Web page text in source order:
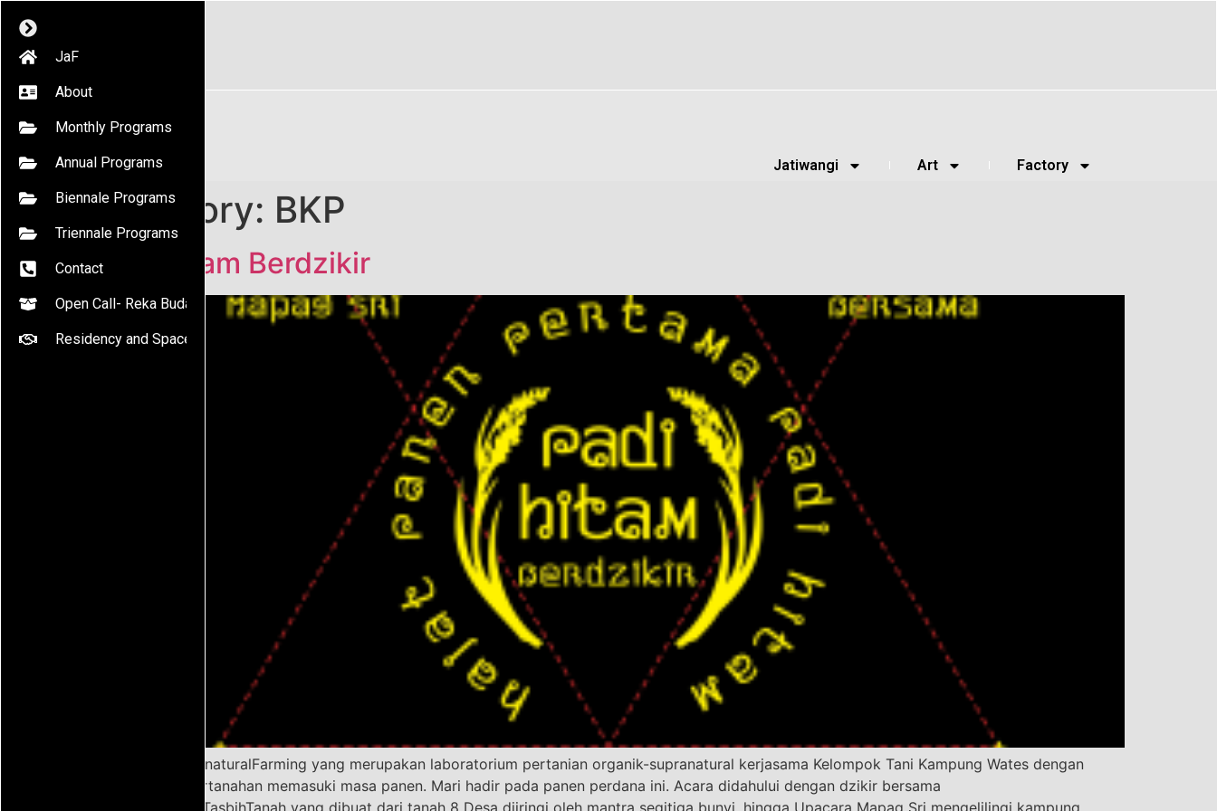
JaF
About
Monthly Programs
Annual Programs
Biennale Programs
Triennale Programs
Contact
Open Call- Reka Budaya
Residency and Space
Jatiwangi Art Factory
Category: BKP
Padi Hitam Berdzikir
Program #SupranaturalFarming yang merupakan laboratorium pertanian organik-supranatural kerjasama Kelompok Tani Kampung Wates dengan
Badan Kajian Pertanahan memasuki masa panen. Mari hadir pada panen perdana ini. Acara didahului dengan dzikir bersama
menggunakan #TasbihTanah yang dibuat dari tanah 8 Desa diiringi oleh mantra segitiga bunyi, hingga Upacara Mapag Sri mengelilingi kampung.